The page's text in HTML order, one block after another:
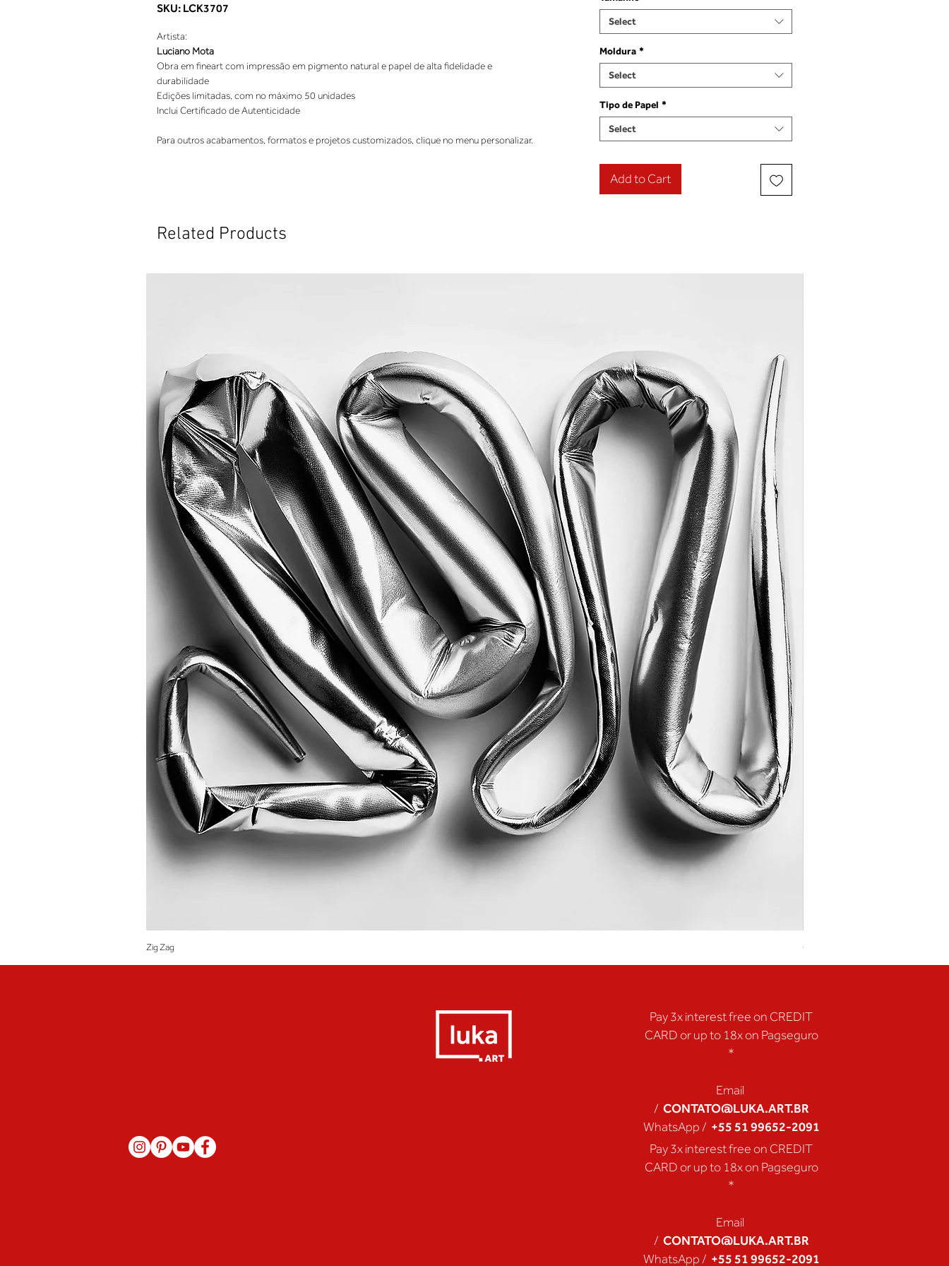
SKU: LCK3707
Artista:
Luciano Mota
Obra em fineart com impressão em pigmento natural e papel de alta fidelidade e
durabilidade
Edições limitadas, com no máximo 50 unidades
Inclui Certificado de Autenticidade
Para outros acabamentos, formatos e projetos customizados, clique no menu personalizar.
Select
Moldura *
Select
Tipo de Papel *
Select
Add to Cart
Related Products
Zig Zag Coração de Artista
Pay 3x interest free on CREDIT
CARD or up to 18x on Pagseguro
*
Email
/ CONTATO@LUKA.ART.BR
WhatsApp / +55 51 99652-2091
Pay 3x interest free on CREDIT
CARD or up to 18x on Pagseguro
*
Email
/ CONTATO@LUKA.ART.BR
WhatsApp / +55 51 99652-2091